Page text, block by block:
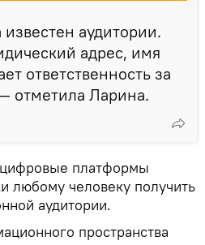
аудитории.
адрес, имя
ответственность за
отметила Ларина.
платформы
любому человеку получить
аудитории.
пространства